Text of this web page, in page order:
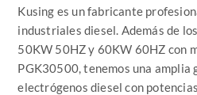
Kusing es un fabricante
industriales diesel. Además de
50KW 50HZ y 60KW 60HZ con
PGK30500, tenemos una amplia
electrógenos diesel con